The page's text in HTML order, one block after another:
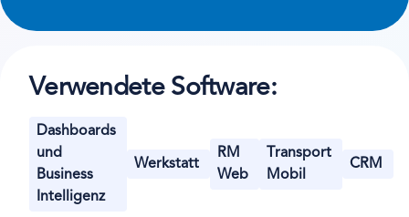
Verwendete Software:
Dashboards
und
Business
Intelligenz
Werkstatt
RM
Web
Transport
Mobil
CRM